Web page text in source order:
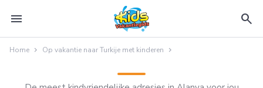
menu search
Home Op vakantie naar Turkije met kinderen